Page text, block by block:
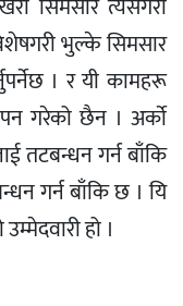
भुल्के सिमसार
। र यी कामहरू
गरेको छैन । अर्काे
तटबन्धन गर्न बाँकि
गर्न बाँकि छ । यि
हो ।